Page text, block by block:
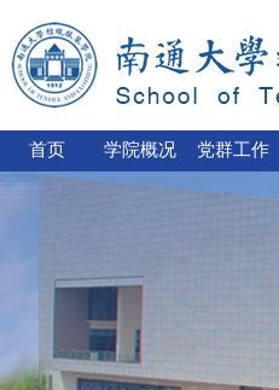
首页 学院概况 党群工作